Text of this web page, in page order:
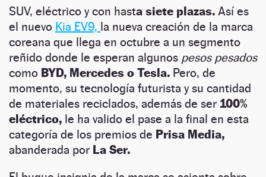
SUV, eléctrico y con hasta siete plazas. Así es
el nuevo Kia EV9, la nueva creación de la marca
coreana que llega en octubre a un segmento
reñido donde le esperan algunos pesos pesados
como BYD, Mercedes o Tesla. Pero, de
momento, su tecnología futurista y su cantidad
de materiales reciclados, además de ser 100%
eléctrico, le ha valido el pase a la final en esta
categoría de los premios de Prisa Media,
abanderada por La Ser.